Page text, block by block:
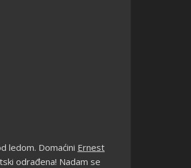
ledom. Domaćini Ernest
odrađena! Nadam se